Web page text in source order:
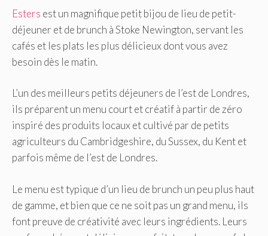
Esters est un magnifique petit bijou de lieu de petit-
déjeuner et de brunch à Stoke Newington, servant les
cafés et les plats les plus délicieux dont vous avez
besoin dès le matin.
L’un des meilleurs petits déjeuners de l’est de Londres,
ils préparent un menu court et créatif à partir de zéro
inspiré des produits locaux et cultivé par de petits
agriculteurs du Cambridgeshire, du Sussex, du Kent et
parfois même de l’est de Londres.
Le menu est typique d’un lieu de brunch un peu plus haut
de gamme, et bien que ce ne soit pas un grand menu, ils
font preuve de créativité avec leurs ingrédients. Leurs